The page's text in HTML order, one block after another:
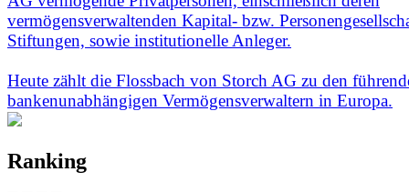
vermögensverwaltenden Kapital- bzw.
Stiftungen, sowie institutionelle Anleger.
Heute zählt die Flossbach von Storch AG zu den
bankenunabhängigen Vermögensverwaltern in Europa.
Ranking